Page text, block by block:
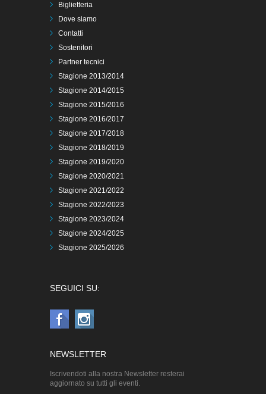
Biglietteria
Dove siamo
Contatti
Sostenitori
Partner tecnici
Stagione 2013/2014
Stagione 2014/2015
Stagione 2015/2016
Stagione 2016/2017
Stagione 2017/2018
Stagione 2018/2019
Stagione 2019/2020
Stagione 2020/2021
Stagione 2021/2022
Stagione 2022/2023
Stagione 2023/2024
Stagione 2024/2025
Stagione 2025/2026
SEGUICI SU:
NEWSLETTER
Iscrivendoti alla nostra Newsletter resterai
aggiornato su tutti gli eventi.